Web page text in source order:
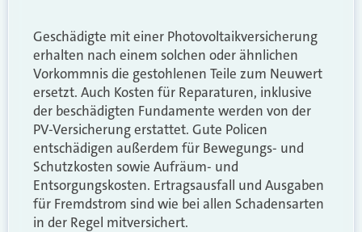
Geschädigte mit einer Photovoltaikversicherung
erhalten nach einem solchen oder ähnlichen
Vorkommnis die gestohlenen Teile zum Neuwert
ersetzt. Auch Kosten für Reparaturen, inklusive
der beschädigten Fundamente werden von der
PV-Versicherung erstattet. Gute Policen
entschädigen außerdem für Bewegungs- und
Schutzkosten sowie Aufräum- und
Entsorgungskosten. Ertragsausfall und Ausgaben
für Fremdstrom sind wie bei allen Schadensarten
in der Regel mitversichert.